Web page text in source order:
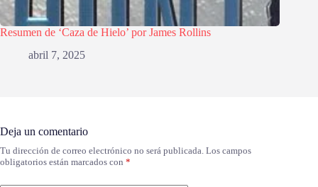
Resumen de ‘Caza de Hielo’ por James Rollins
abril 7, 2025
Deja un comentario
Tu dirección de correo electrónico no será publicada. Los campos
obligatorios están marcados con *